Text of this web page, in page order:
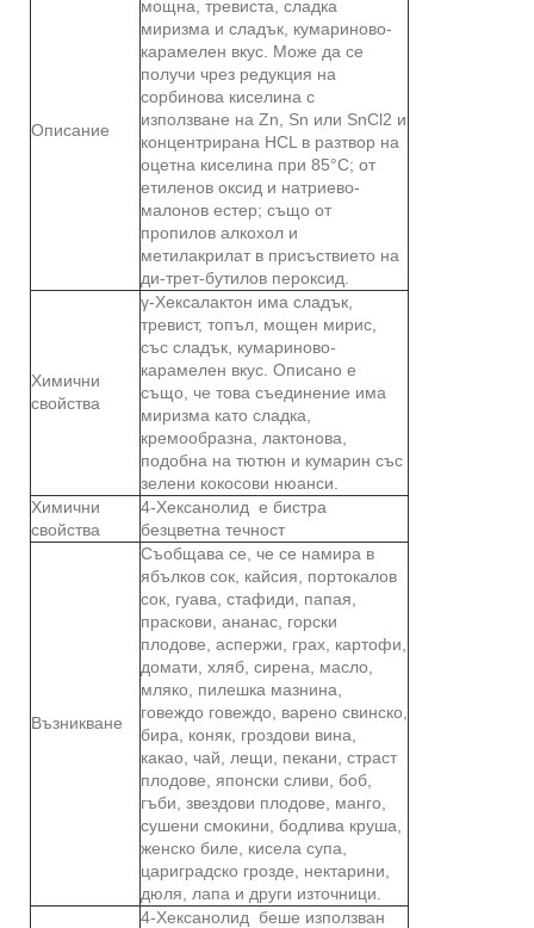
Описание
мощна, тревиста, сладка
миризма и сладък, кумариново-
карамелен вкус. Може да се
получи чрез редукция на
сорбинова киселина с
използване на Zn, Sn или SnCl2 и
концентрирана HCL в разтвор на
оцетна киселина при 85°C; от
етиленов оксид и натриево-
малонов естер; също от
пропилов алкохол и
метилакрилат в присъствието на
ди-трет-бутилов пероксид.
Химични
свойства
γ-Хексалактон има сладък,
тревист, топъл, мощен мирис,
със сладък, кумариново-
карамелен вкус. Описано е
също, че това съединение има
миризма като сладка,
кремообразна, лактонова,
подобна на тютюн и кумарин със
зелени кокосови нюанси.
Химични
свойства
4-Хексанолид е бистра
безцветна течност
Възникване
Съобщава се, че се намира в
ябълков сок, кайсия, портокалов
сок, гуава, стафиди, папая,
праскови, ананас, горски
плодове, аспержи, грах, картофи,
домати, хляб, сирена, масло,
мляко, пилешка мазнина,
говеждо говеждо, варено свинско,
бира, коняк, гроздови вина,
какао, чай, лещи, пекани, страст
плодове, японски сливи, боб,
гъби, звездови плодове, манго,
сушени смокини, бодлива круша,
женско биле, кисела супа,
цариградско грозде, нектарини,
дюля, лапа и други източници.
4-Хексанолид беше използван